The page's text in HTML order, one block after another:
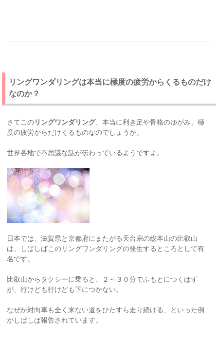
リングワンダリングは本当に極度の疲労からくるものだけ
なのか？
さてこのリングワンダリング、本当に利き足や骨格のゆがみ、極
度の疲労からだけくるものなのでしょうか。
世界各地で不思議な話が伝わっているようですよ。
日本では、滋賀県と京都府にまたがる天台宗の総本山の比叡山
は、しばしばこのリングワンダリングの発生するところとして有
名です。
比叡山からタクシーに乗ると、２～３０分でふもとにつくはず
が、行けども行けども下につかない。
なぜか対向車も全く来ない道をひたすら走り続ける、といった例
がしばしば報告されています。